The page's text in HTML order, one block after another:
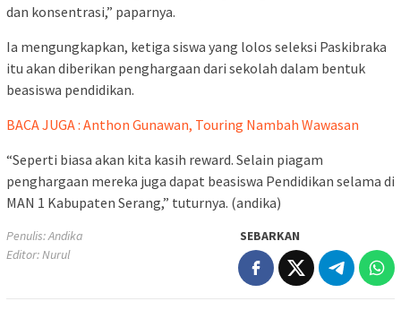
dan konsentrasi,” paparnya.
Ia mengungkapkan, ketiga siswa yang lolos seleksi Paskibraka
itu akan diberikan penghargaan dari sekolah dalam bentuk
beasiswa pendidikan.
BACA JUGA : Anthon Gunawan, Touring Nambah Wawasan
“Seperti biasa akan kita kasih reward. Selain piagam
penghargaan mereka juga dapat beasiswa Pendidikan selama di
MAN 1 Kabupaten Serang,” tuturnya. (andika)
Penulis: Andika
Editor: Nurul
SEBARKAN